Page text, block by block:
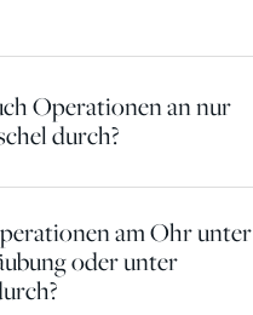
Operationen an nur
durch?
am Ohr unter
oder unter